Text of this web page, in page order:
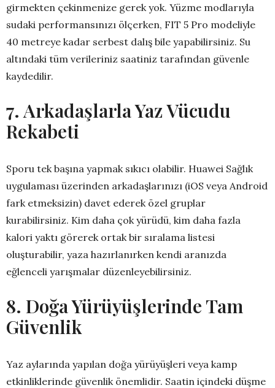
girmekten çekinmenize gerek yok. Yüzme modlarıyla
sudaki performansınızı ölçerken, FIT 5 Pro modeliyle
40 metreye kadar serbest dalış bile yapabilirsiniz. Su
altındaki tüm verileriniz saatiniz tarafından güvenle
kaydedilir.
7. Arkadaşlarla Yaz Vücudu
Rekabeti
Sporu tek başına yapmak sıkıcı olabilir. Huawei Sağlık
uygulaması üzerinden arkadaşlarınızı (iOS veya Android
fark etmeksizin) davet ederek özel gruplar
kurabilirsiniz. Kim daha çok yürüdü, kim daha fazla
kalori yaktı görerek ortak bir sıralama listesi
oluşturabilir, yaza hazırlanırken kendi aranızda
eğlenceli yarışmalar düzenleyebilirsiniz.
8. Doğa Yürüyüşlerinde Tam
Güvenlik
Yaz aylarında yapılan doğa yürüyüşleri veya kamp
etkinliklerinde güvenlik önemlidir. Saatin içindeki düşme